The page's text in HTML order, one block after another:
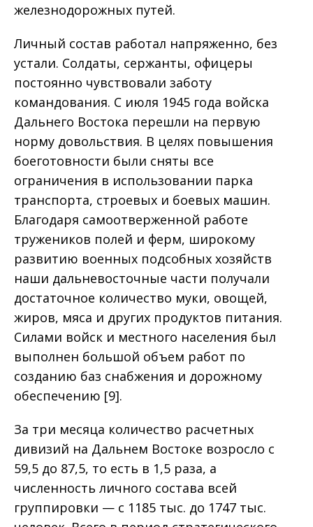
железнодорожных путей.
Личный состав работал напряженно, без
устали. Солдаты, сержанты, офицеры
постоянно чувствовали заботу
командования. С июля 1945 года войска
Дальнего Востока перешли на первую
норму довольствия. В целях повышения
боеготовности были сняты все
ограничения в использовании парка
транспорта, строевых и боевых машин.
Благодаря самоотверженной работе
тружеников полей и ферм, широкому
развитию военных подсобных хозяйств
наши дальневосточные части получали
достаточное количество муки, овощей,
жиров, мяса и других продуктов питания.
Силами войск и местного населения был
выполнен большой объем работ по
созданию баз снабжения и дорожному
обеспечению [9].
За три месяца количество расчетных
дивизий на Дальнем Востоке возросло с
59,5 до 87,5, то есть в 1,5 раза, а
численность личного состава всей
группировки — с 1185 тыс. до 1747 тыс.